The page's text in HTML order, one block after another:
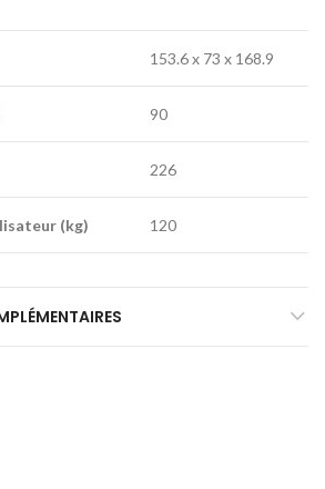
153.6 x 73 x 168.9
90
226
(kg) 120